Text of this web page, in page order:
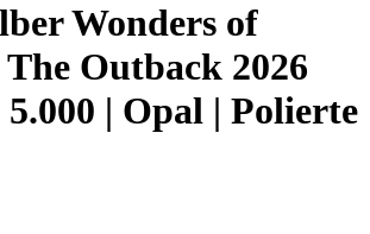
Wonders of
Outback 2026
| Opal | Polierte